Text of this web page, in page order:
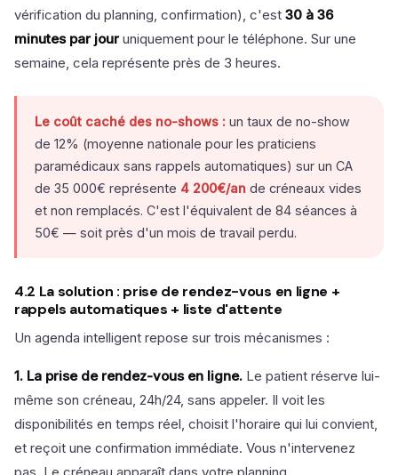
vérification du planning, confirmation), c'est 30 à 36
minutes par jour uniquement pour le téléphone. Sur une
semaine, cela représente près de 3 heures.
Le coût caché des no-shows : un taux de no-show
de 12% (moyenne nationale pour les praticiens
paramédicaux sans rappels automatiques) sur un CA
de 35 000€ représente 4 200€/an de créneaux vides
et non remplacés. C'est l'équivalent de 84 séances à
50€ — soit près d'un mois de travail perdu.
4.2 La solution : prise de rendez-vous en ligne +
rappels automatiques + liste d'attente
Un agenda intelligent repose sur trois mécanismes :
1. La prise de rendez-vous en ligne. Le patient réserve lui-
même son créneau, 24h/24, sans appeler. Il voit les
disponibilités en temps réel, choisit l'horaire qui lui convient,
et reçoit une confirmation immédiate. Vous n'intervenez